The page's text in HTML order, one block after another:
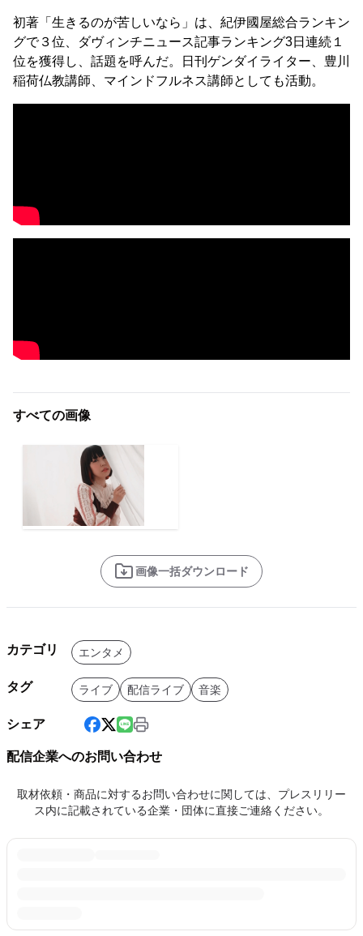
初著「生きるのが苦しいなら」は、紀伊國屋総合ランキン
グで３位、ダヴィンチニュース記事ランキング3日連続１
位を獲得し、話題を呼んだ。日刊ゲンダイライター、豊川
稲荷仏教講師、マインドフルネス講師としても活動。
すべての画像
画像一括ダウンロード
カテゴリ エンタメ
タグ ライブ 配信ライブ 音楽
シェア
配信企業へのお問い合わせ
取材依頼・商品に対するお問い合わせに関しては、プレスリリー
ス内に記載されている企業・団体に直接ご連絡ください。